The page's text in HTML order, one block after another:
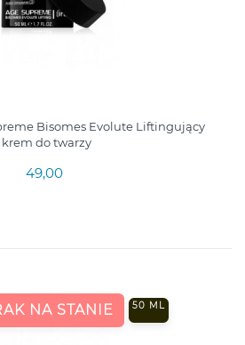
Bisomes Evolute Liftingujący
krem do twarzy
49,00
NA STANIE 50 ML